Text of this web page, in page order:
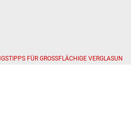
FÜR GROSSFLÄCHIGE